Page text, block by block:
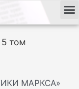
том
МАРКСА»